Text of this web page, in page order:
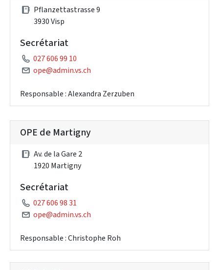
Pflanzettastrasse 9
3930 Visp
Secrétariat
027 606 99 10
ope@admin.vs.ch
Responsable : Alexandra Zerzuben
OPE de Martigny
Av. de la Gare 2
1920 Martigny
Secrétariat
027 606 98 31
ope@admin.vs.ch
Responsable : Christophe Roh